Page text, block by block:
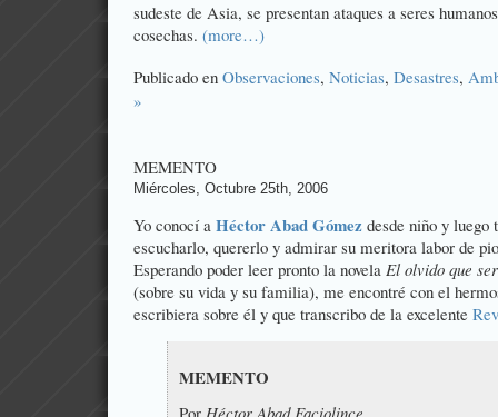
sudeste de Asia, se presentan ataques a seres
cosechas. (more…)
Publicado en Observaciones, Noticias, Desastres,
»
MEMENTO
Miércoles, Octubre 25th, 2006
Yo conocí a Héctor Abad Gómez desde niño y luego
escucharlo, quererlo y admirar su meritora labor de
Esperando poder leer pronto la novela El olvido que
(sobre su vida y su familia), me encontré con el
escribiera sobre él y que transcribo de la excelente
MEMENTO
Por Héctor Abad Faciolince